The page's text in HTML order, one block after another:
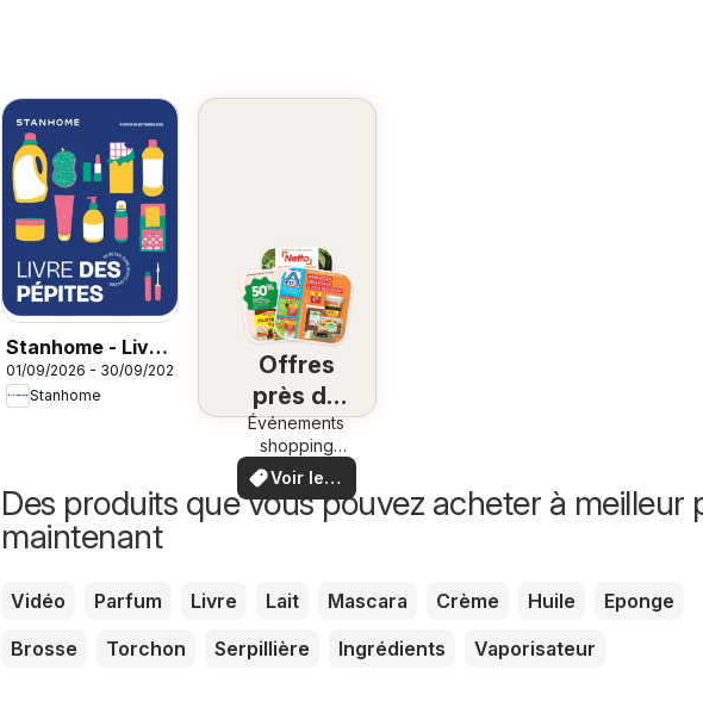
Stanhome - Livre
des pépites
Septembre 2026
01/09/2026 - 30/09/2026
Stanhome
Offres
près de
chez
vous
Événements
shopping
locaux et
offres
spéciales
Voir les
offres
Des produits que vous pouvez acheter à meilleur
maintenant
Vidéo Parfum Livre Lait Mascara Crème Huile
Eponge
Brosse
Torchon Serpillière Ingrédients Vaporisateur